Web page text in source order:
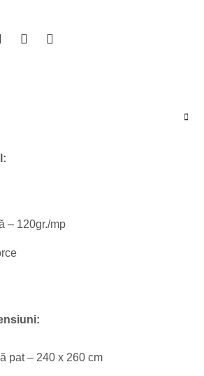
– 120gr./mp
pat – 240 x 260 cm